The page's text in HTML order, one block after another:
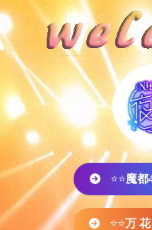
⭐⭐魔都
⭐⭐万